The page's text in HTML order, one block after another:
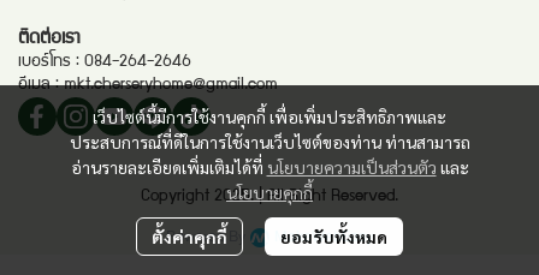
เว็บไซต์นี้มีการใช้งานคุกกี้ เพื่อเพิ่มประสิทธิภาพและ
ประสบการณ์ที่ดีในการใช้งานเว็บไซต์ของท่าน ท่านสามารถ
อ่านรายละเอียดเพิ่มเติมได้ที่ นโยบายความเป็นส่วนตัว และ
นโยบายคุกกี้
ตั้งค่าคุกกี้ ยอมรับทั้งหมด
ติดต่อเรา
เบอร์โทร : 084-264-2646
อีเมล :mkt.cherseryhome@gmail.com
Copyright 2025. | All Right Reserved.
Powered By MakeWebEasy